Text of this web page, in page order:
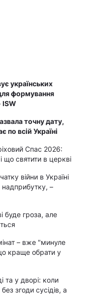
українських
формування
ISW
точну дату,
по всій Україні
Спас 2026:
що святити в церкві
війни в Україні
–
буде гроза, але
– вже "минуле
краще обрати у
та у дворі: коли
згоди сусідів, а